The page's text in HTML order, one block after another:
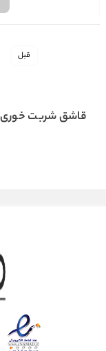
قبل
قاشق شربت خوری